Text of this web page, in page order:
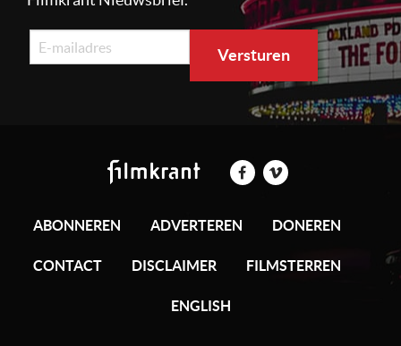
ABONNEREN ADVERTEREN DONEREN
CONTACT DISCLAIMER FILMSTERREN
ENGLISH